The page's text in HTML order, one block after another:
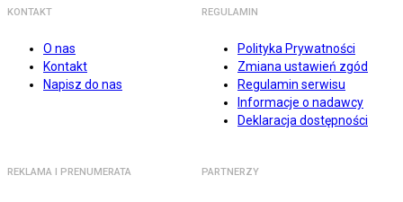
KONTAKT
O nas
Kontakt
Napisz do nas
REGULAMIN
Polityka Prywatności
Zmiana ustawień zgód
Regulamin serwisu
Informacje o nadawcy
Deklaracja dostępności
REKLAMA I PRENUMERATA PARTNERZY